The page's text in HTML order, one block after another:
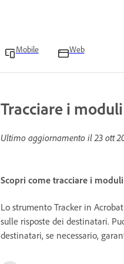
Mobile Web
Tracciare i
Ultimo aggiornamento il23 ott
Scopri come tracciare i
Lo strumento Tracker in
sulle risposte dei destinatari.
destinatari, se necessario,